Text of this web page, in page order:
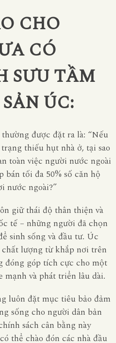
CHO
CÓ
SƯU TẦM
ÚC:
được đặt ra là: “Nếu
thiếu hụt nhà ở, tại sao
toàn việc người nước ngoài
bán tối đa 50% số căn hộ
nước ngoài?”
giữ thái độ thân thiện và
tế – những người đã chọn
sinh sống và đầu tư. Úc
lượng từ khắp nơi trên
đóng góp tích cực cho một
mạnh và phát triển lâu dài.
luôn đặt mục tiêu bảo đảm
sống cho người dân bản
sách cân bằng này
thể chào đón các nhà đầu